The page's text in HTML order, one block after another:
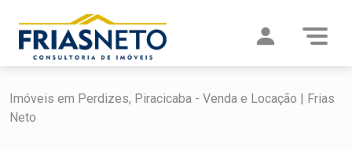
Imóveis em Perdizes, Piracicaba - Venda e Locação | Frias
Neto